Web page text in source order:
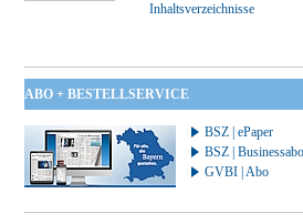
Inhaltsverzeichnisse
ABO + BESTELLSERVICE
BSZ | ePaper
BSZ | Businessabo
GVBI | Abo